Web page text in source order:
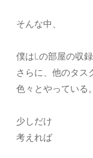
そんな中、
僕はLの部屋の収
さらに、他のタス
色々とやっている。
少しだけ
考えれば